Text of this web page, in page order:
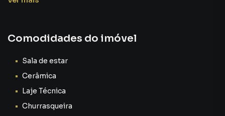
Comodidades do imóvel
Sala de estar
Cerâmica
Laje Técnica
Churrasqueira